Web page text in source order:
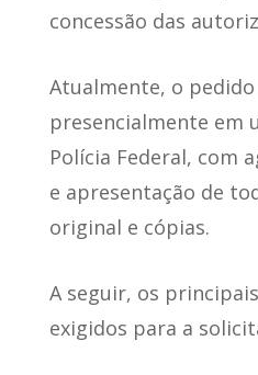
concessão das
Atualmente, o
presencialmente em
Polícia Federal, com
e apresentação de
original e cópias.
A seguir, os
exigidos para a